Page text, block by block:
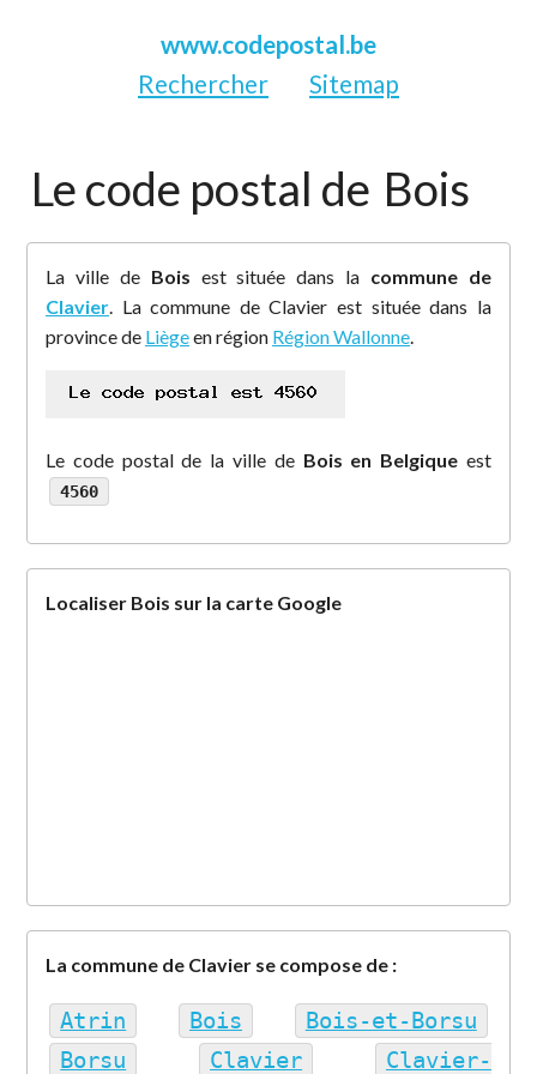
www.codepostal.be
Rechercher
Sitemap
Le code postal de Bois
La ville de Bois est située dans la commune de
Clavier . La commune de Clavier est située dans la
province de Liègeen région Région Wallonne
Le code postal de la ville de Bois en Belgique est
4560
Localiser Bois sur la carte Google
La commune de Clavier se compose de :
Atrin Bois
Bois-et-Borsu
Borsu
Clavier Clavier-